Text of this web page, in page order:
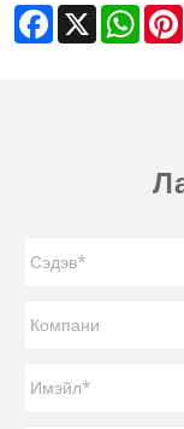
Facebook
X